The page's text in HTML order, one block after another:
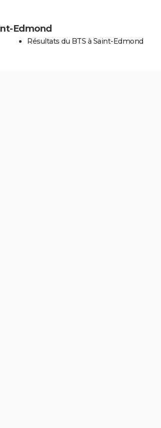
Edmond
Résultats du BTS à Saint-Edmond